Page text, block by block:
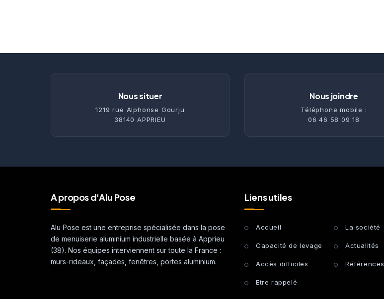
Nous situer
1219 rue Alphonse Gourju
38140 APPRIEU
Nous joindre
Téléphone mobile :
06 46 58 09 18
A propos d'Alu Pose
Alu Pose est une entreprise spécialisée dans la pose
de menuiserie aluminium industrielle basée à Apprieu
(38). Nos équipes interviennent sur toute la France :
murs-rideaux, façades, fenêtres, portes aluminium.
Liens utiles
Accueil La société
Capacité de levage Actualités
Accès difficiles Références
Etre rappelé